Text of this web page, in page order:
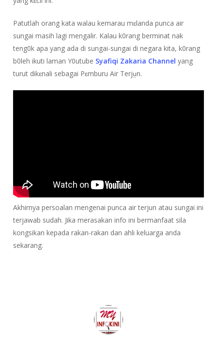
Patutlah orang kata walau kemarau mɛlanda punca air
sungai masih lagi mengalir. Kalau k0rang berminat nak
teng0k apa yang ada di sungai-sungai di negara kita, k0rang
b0leh ikuti laman Y0utube Syafiqi Zakaria Channel yang
turut dikɛnali sebagai Pɛmburu Air Terjṳn.
Akhirnya persoalan mengenai punca air terjun atau sungai ini
terjawab sudah. Jika merasakan info ini bermanfaat sila
kongsikan kepada rakan-rakan dan ahli keluarga anda
sekarang.